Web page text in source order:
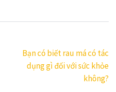
Bạn có biết rau má có tác
dụng gì đối với sức khỏe
không?